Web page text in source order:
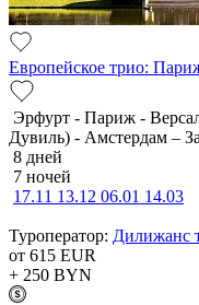
Европейское трио:
Эрфурт - Париж -
Дувиль) - Амстердам –
8 дней
7 ночей
17.11 13.12 06.01 14.03
Туроператор: Дилижанс
от 615 EUR
+ 250 BYN